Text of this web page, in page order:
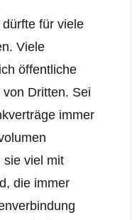
für viele
Viele
öffentliche
Dritten. Sei
immer
sie viel mit
die immer